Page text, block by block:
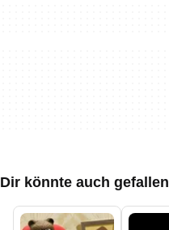
Dir könnte auch gefallen